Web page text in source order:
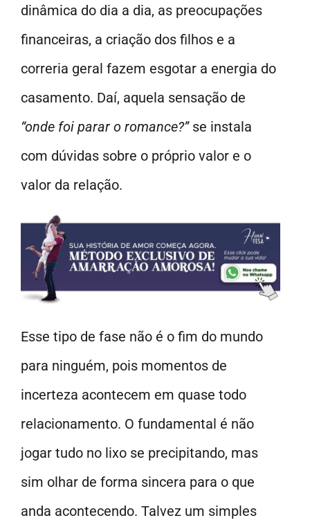
dinâmica do dia a dia, as preocupações
financeiras, a criação dos filhos e a
correria geral fazem esgotar a energia do
casamento. Daí, aquela sensação de
“onde foi parar o romance?”se instala
com dúvidas sobre o próprio valor e o
valor da relação.
Esse tipo de fase não é o fim do mundo
para ninguém, pois momentos de
incerteza acontecem em quase todo
relacionamento. O fundamental é não
jogar tudo no lixo se precipitando, mas
sim olhar de forma sincera para o que
anda acontecendo. Talvez um simples